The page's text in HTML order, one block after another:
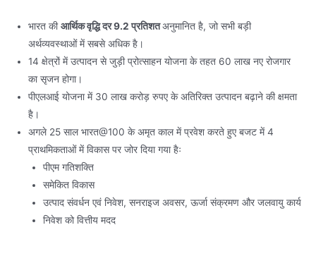
भारत कीआर्थिक वृद्धि दर 9.2 प्रतिशतअनुमानित है, जो सभी बड़ी
अर्थव्यवस्थाओं में सबसे अधिक है।
14 क्षेत्रों में उत्पादन से जुड़ी प्रोत्साहन योजना के तहत 60 लाख नए रोजगार
का सृजन होगा।
पीएलआई योजना में 30 लाख करोड़ रुपए के अतिरिक्त उत्पादन बढ़ाने की क्षमता
है।
अगले 25 साल भारत@100 के अमृत काल में प्रवेश करते हुए बजट में 4
प्राथमिकताओं में विकास पर जोर दिया गया हैः
पीएम गतिशक्ति
समेकित विकास
उत्पाद संवर्धन एवं निवेश, सनराइज अवसर, ऊर्जा संक्रमण और जलवायु कार्य
निवेश को वित्तीय मदद